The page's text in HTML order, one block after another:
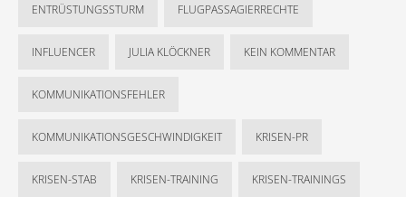
ENTRÜSTUNGSSTURM FLUGPASSAGIERRECHTE
INFLUENCER JULIA KLÖCKNER KEIN KOMMENTAR
KOMMUNIKATIONSFEHLER
KOMMUNIKATIONSGESCHWINDIGKEIT KRISEN-PR
KRISEN-STAB KRISEN-TRAINING KRISEN-TRAININGS